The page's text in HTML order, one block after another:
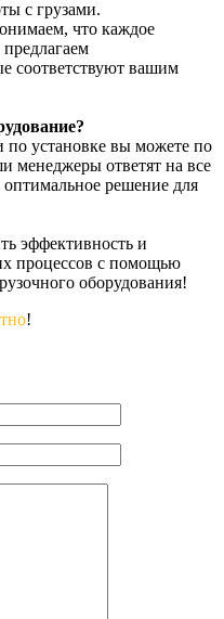
с грузами.
что каждое
соответствуют вашим
по установке вы можете по
менеджеры ответят на все
решение для
эффективность и
процессов с помощью
оборудования!
!